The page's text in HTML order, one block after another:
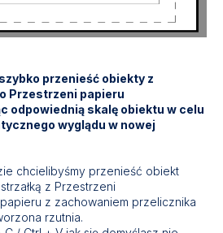
przenieść obiekty z
Przestrzeni papieru
odpowiednią skalę obiektu w celu
wyglądu w nowej
chcielibyśmy przenieść obiekt
z Przestrzeni
z zachowaniem przelicznika
rzutnia.